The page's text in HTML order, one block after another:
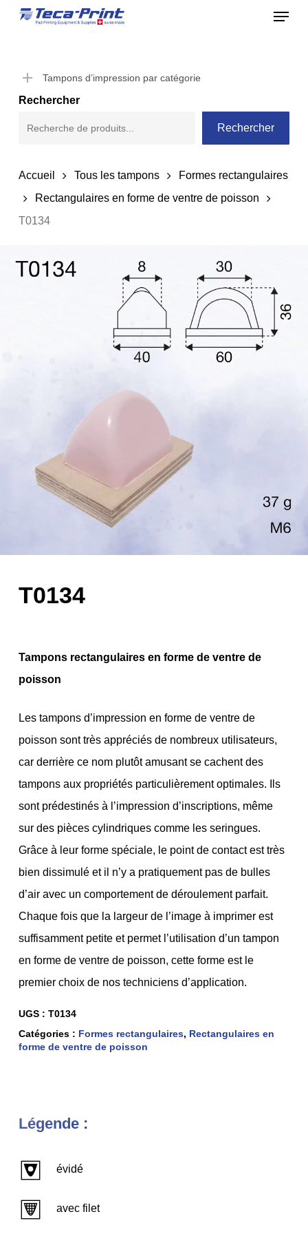
Skip
content
Menu
Tampons d’impression par catégorie
Rechercher
Rechercher
Accueil Tous les tampons
Formes rectangulaires
Rectangulaires en forme de ventre de poisson
T0134
T0134
Tampons rectangulaires en forme de ventre de
poisson
Les tampons d’impression en forme de ventre de
poisson sont très appréciés de nombreux utilisateurs,
car derrière ce nom plutôt amusant se cachent des
tampons aux propriétés particulièrement optimales. Ils
sont prédestinés à l’impression d’inscriptions, même
sur des pièces cylindriques comme les seringues.
Grâce à leur forme spéciale, le point de contact est très
bien dissimulé et il n’y a pratiquement pas de bulles
d’air avec un comportement de déroulement parfait.
Chaque fois que la largeur de l’image à imprimer est
suffisamment petite et permet l’utilisation d’un tampon
en forme de ventre de poisson, cette forme est le
premier choix de nos techniciens d’application.
UGS : T0134
Catégories : Formes rectangulaires, Rectangulaires en
forme de ventre de poisson
Légende :
évidé
avec filet